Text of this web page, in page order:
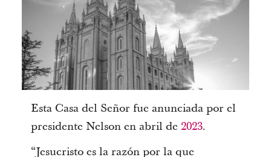
Esta Casa del Señor fue anunciada por el
presidente Nelson en abril de 2023.
“Jesucristo es la razón por la que